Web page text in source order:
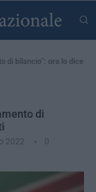
di bilancio”: ora lo dice
di
2022
0